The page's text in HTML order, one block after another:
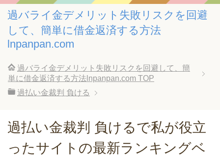
過バライ金デメリット失敗リスクを回避
して、簡単に借金返済する方法
lnpanpan.com
過バライ金デメリット失敗リスクを回避して、簡
単に借金返済する方法lnpanpan.com TOP
過払い金裁判 負ける
過払い金裁判 負けるで私が役立
ったサイトの最新ランキングベ